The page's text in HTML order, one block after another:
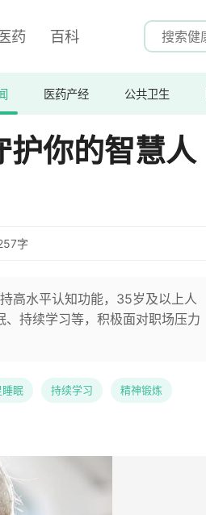
药 百科
医药产经 公共卫生
你的智慧人
字
高水平认知功能，35岁及以上人
持续学习等，积极面对职场压力
睡眠 持续学习 精神锻炼